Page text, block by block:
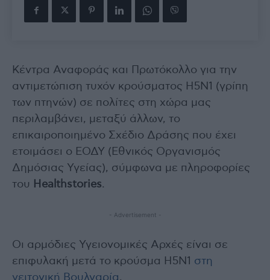
Κέντρα Αναφοράς και Πρωτόκολλο για την
αντιμετώπιση τυχόν κρούσματος Η5Ν1 (γρίπη
των πτηνών) σε πολίτες στη χώρα μας
περιλαμβάνει, μεταξύ άλλων, το
επικαιροποιημένο Σχέδιο Δράσης που έχει
ετοιμάσει ο ΕΟΔΥ (Εθνικός Οργανισμός
Δημόσιας Υγείας), σύμφωνα με πληροφορίες
του
Healthstories.
- Advertisement -
Οι αρμόδιες Υγειονομικές Αρχές είναι σε
επιφυλακή μετά το κρούσμα Η5Ν1 στη
γειτονική Βουλγαρία.